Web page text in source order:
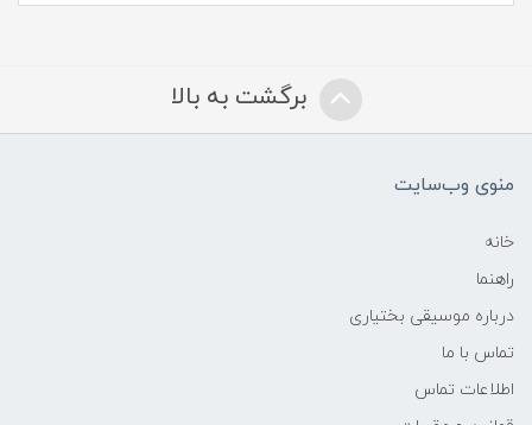
برگشت به بالا
منوی وب‌سایت
خانه
راهنما
درباره موسیقی بختیاری
تماس با ما
اطلاعات تماس